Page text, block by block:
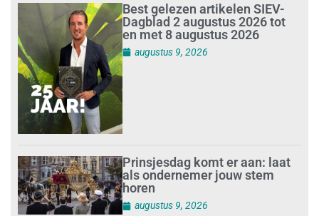
Best gelezen artikelen SIEV-
Dagblad 2 augustus 2026 tot
en met 8 augustus 2026
augustus 9, 2026
Prinsjesdag komt er aan: laat
als ondernemer jouw stem
horen
augustus 9, 2026